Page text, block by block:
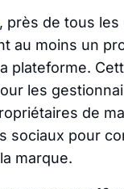
, près de tous les
au moins un
plateforme.
les
de
sociaux pour
marque.